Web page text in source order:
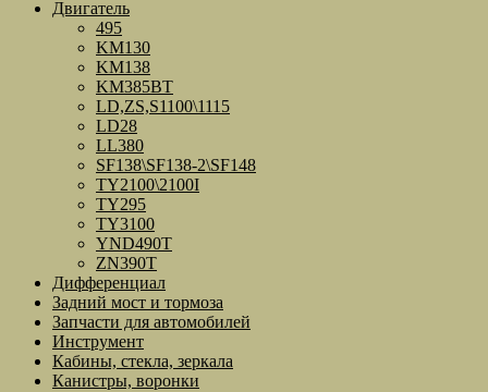
Двигатель
495
KM130
KM138
KM385BT
LD,ZS,S1100\1115
LD28
LL380
SF138\SF138-2\SF148
TY2100\2100I
TY295
TY3100
YND490T
ZN390T
Дифференциал
Задний мост и тормоза
Запчасти для автомобилей
Инструмент
Кабины, стекла, зеркала
Канистры, воронки